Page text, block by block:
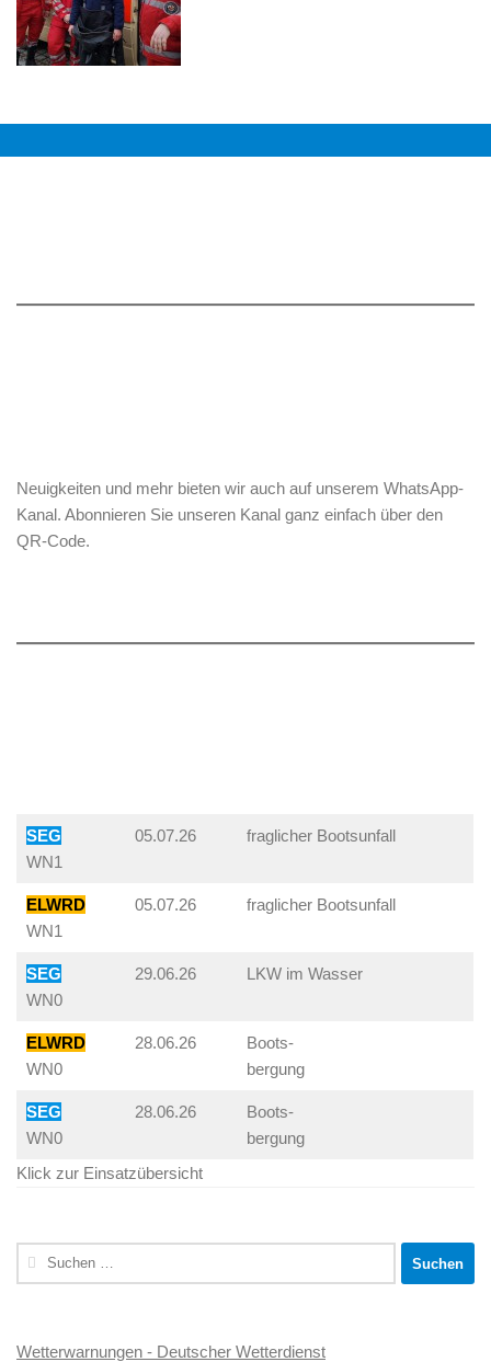
Neuigkeiten und mehr bieten wir auch auf unserem WhatsApp-
Kanal. Abonnieren Sie unseren Kanal ganz einfach über den
QR-Code.
SEG
WN1
05.07.26 fraglicher Bootsunfall
ELWRD
WN1
05.07.26 fraglicher Bootsunfall
SEG
WN0
29.06.26 LKW im Wasser
ELWRD
WN0
28.06.26
Boots-
bergung
SEG
WN0
28.06.26
Boots-
bergung
Klick zur Einsatzübersicht
Suchen
nach:
Wetterwarnungen - Deutscher Wetterdienst